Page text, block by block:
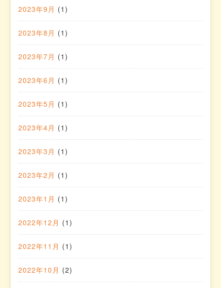
2023年9月 (1)
2023年8月 (1)
2023年7月 (1)
2023年6月 (1)
2023年5月 (1)
2023年4月 (1)
2023年3月 (1)
2023年2月 (1)
2023年1月 (1)
2022年12月 (1)
2022年11月 (1)
2022年10月 (2)